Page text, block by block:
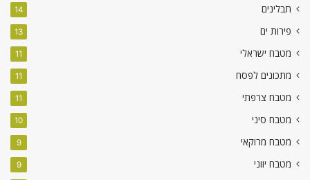
תבלינים 14
פירות ים 13
מטבח ישראלי 11
מתכונים לפסח 11
מטבח צרפתי 11
מטבח סיני 10
מטבח מרוקאי 9
מטבח יווני 9